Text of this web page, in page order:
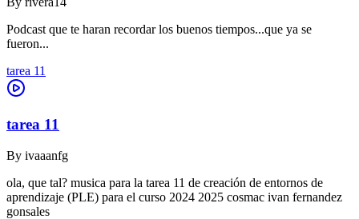
Podcast que te haran recordar los buenos tiempos...que ya se
fueron...
tarea 11
tarea 11
By ivaaanfg
ola, que tal? musica para la tarea 11 de creación de entornos de
aprendizaje (PLE) para el curso 2024 2025 cosmac ivan fernandez
gonsales